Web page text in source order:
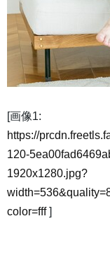
[画像1:
https://
120-
1920x1280.jpg?
color=fff]